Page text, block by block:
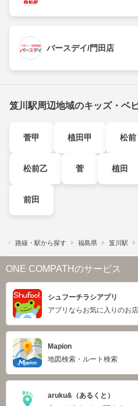
バースデイ/門田店
笈川駅周辺地域のキッズ・ベ
菅甲 植田甲 松前
松前乙 菅 植田
前田
路線・駅から探す 福島県 笈川駅
ONE COMPATHのサービス
シュフーチラシアプリ
アプリならお気に入りのお
Mapion
地図検索・ルート検索
aruku&（あるくと）